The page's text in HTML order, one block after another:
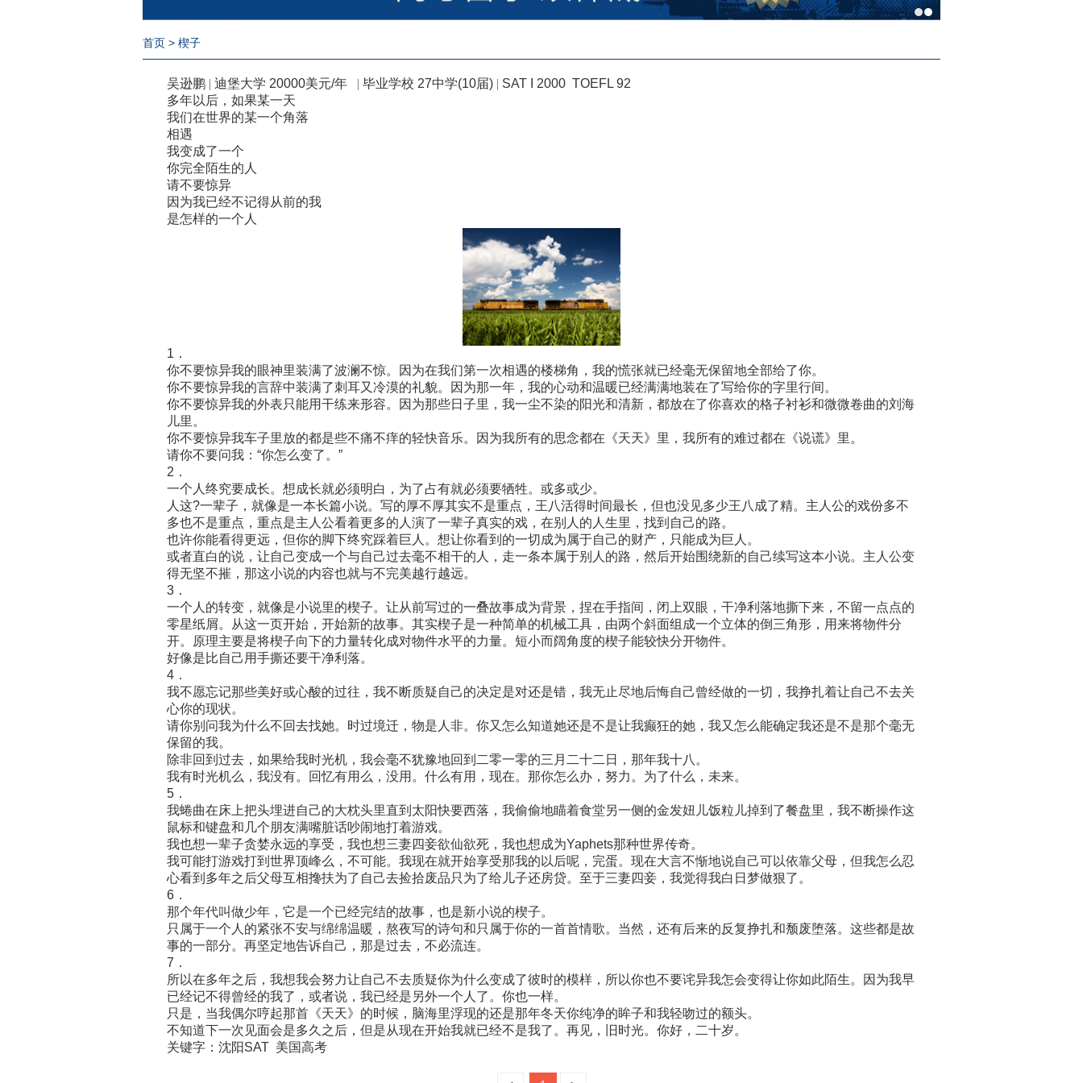
首页 > 楔子
吴逊鹏 | 迪堡大学 20000美元/年 | 毕业学校 27中学(10届) | SAT I 2000 TOEFL 92
多年以后，如果某一天
我们在世界的某一个角落
相遇
我变成了一个
你完全陌生的人
请不要惊异
因为我已经不记得从前的我
是怎样的一个人
1．
你不要惊异我的眼神里装满了波澜不惊。因为在我们第一次相遇的楼梯角，我的慌张就已经毫无保留地全部给了你。
你不要惊异我的言辞中装满了刺耳又冷漠的礼貌。因为那一年，我的心动和温暖已经满满地装在了写给你的字里行间。
你不要惊异我的外表只能用干练来形容。因为那些日子里，我一尘不染的阳光和清新，都放在了你喜欢的格子衬衫和微微卷曲的刘海
儿里。
你不要惊异我车子里放的都是些不痛不痒的轻快音乐。因为我所有的思念都在《天天》里，我所有的难过都在《说谎》里。
请你不要问我：“你怎么变了。”
2．
一个人终究要成长。想成长就必须明白，为了占有就必须要牺牲。或多或少。
人这?一辈子，就像是一本长篇小说。写的厚不厚其实不是重点，王八活得时间最长，但也没见多少王八成了精。主人公的戏份多不
多也不是重点，重点是主人公看着更多的人演了一辈子真实的戏，在别人的人生里，找到自己的路。
也许你能看得更远，但你的脚下终究踩着巨人。想让你看到的一切成为属于自己的财产，只能成为巨人。
或者直白的说，让自己变成一个与自己过去毫不相干的人，走一条本属于别人的路，然后开始围绕新的自己续写这本小说。主人公变
得无坚不摧，那这小说的内容也就与不完美越行越远。
3．
一个人的转变，就像是小说里的楔子。让从前写过的一叠故事成为背景，捏在手指间，闭上双眼，干净利落地撕下来，不留一点点的
零星纸屑。从这一页开始，开始新的故事。其实楔子是一种简单的机械工具，由两个斜面组成一个立体的倒三角形，用来将物件分
开。原理主要是将楔子向下的力量转化成对物件水平的力量。短小而阔角度的楔子能较快分开物件。
好像是比自己用手撕还要干净利落。
4．
我不愿忘记那些美好或心酸的过往，我不断质疑自己的决定是对还是错，我无止尽地后悔自己曾经做的一切，我挣扎着让自己不去关
心你的现状。
请你别问我为什么不回去找她。时过境迁，物是人非。你又怎么知道她还是不是让我癫狂的她，我又怎么能确定我还是不是那个毫无
保留的我。
除非回到过去，如果给我时光机，我会毫不犹豫地回到二零一零的三月二十二日，那年我十八。
我有时光机么，我没有。回忆有用么，没用。什么有用，现在。那你怎么办，努力。为了什么，未来。
5．
我蜷曲在床上把头埋进自己的大枕头里直到太阳快要西落，我偷偷地瞄着食堂另一侧的金发妞儿饭粒儿掉到了餐盘里，我不断操作这
鼠标和键盘和几个朋友满嘴脏话吵闹地打着游戏。
我也想一辈子贪婪永远的享受，我也想三妻四妾欲仙欲死，我也想成为Yaphets那种世界传奇。
我可能打游戏打到世界顶峰么，不可能。我现在就开始享受那我的以后呢，完蛋。现在大言不惭地说自己可以依靠父母，但我怎么忍
心看到多年之后父母互相搀扶为了自己去捡拾废品只为了给儿子还房贷。至于三妻四妾，我觉得我白日梦做狠了。
6．
那个年代叫做少年，它是一个已经完结的故事，也是新小说的楔子。
只属于一个人的紧张不安与绵绵温暖，熬夜写的诗句和只属于你的一首首情歌。当然，还有后来的反复挣扎和颓废堕落。这些都是故
事的一部分。再坚定地告诉自己，那是过去，不必流连。
7．
所以在多年之后，我想我会努力让自己不去质疑你为什么变成了彼时的模样，所以你也不要诧异我怎会变得让你如此陌生。因为我早
已经记不得曾经的我了，或者说，我已经是另外一个人了。你也一样。
只是，当我偶尔哼起那首《天天》的时候，脑海里浮现的还是那年冬天你纯净的眸子和我轻吻过的额头。
不知道下一次见面会是多久之后，但是从现在开始我就已经不是我了。再见，旧时光。你好，二十岁。
关键字：沈阳SAT 美国高考